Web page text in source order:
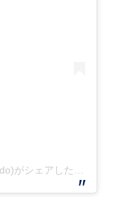
CHUMS 表参道店(@chums_omotesando)がシェアした投稿